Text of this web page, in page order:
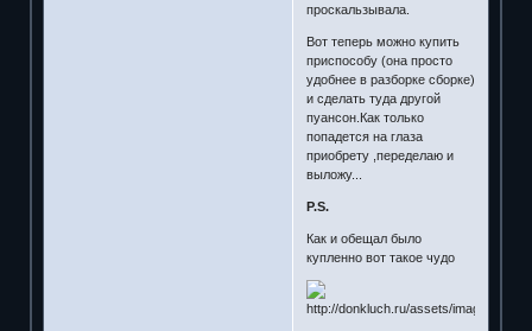
проскальзывала.
Вот теперь можно купить
приспособу (она просто
удобнее в разборке сборке)
и сделать туда другой
пуансон.Как только
попадется на глаза
приобрету ,переделаю и
выложу...
P.S.
Как и обещал было
купленно вот такое чудо